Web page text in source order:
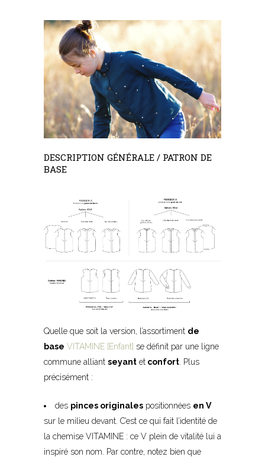
DESCRIPTION GÉNÉRALE / PATRON DE
BASE
Quelle que soit la version, l’assortiment de
base VITAMINE [Enfant] se définit par une ligne
commune alliant seyant et confort . Plus
précisément :
des pinces originales positionnées en V
sur le milieu devant. C’est ce qui fait l’identité de
la chemise VITAMINE : ce V plein de vitalité lui a
inspiré son nom. Par contre, notez bien que